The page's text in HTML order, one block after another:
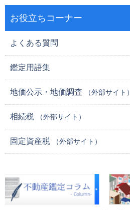
お役立ちコーナー
よくある質問
鑑定用語集
地価公示・地価調査 （外部サイト）
相続税 （外部サイト）
固定資産税 （外部サイト）